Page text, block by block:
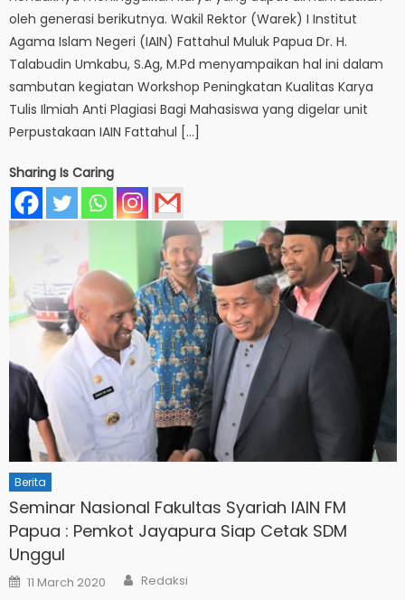
oleh generasi berikutnya. Wakil Rektor (Warek) I Institut
Agama Islam Negeri (IAIN) Fattahul Muluk Papua Dr. H.
Talabudin Umkabu, S.Ag, M.Pd menyampaikan hal ini dalam
sambutan kegiatan Workshop Peningkatan Kualitas Karya
Tulis Ilmiah Anti Plagiasi Bagi Mahasiswa yang digelar unit
Perpustakaan IAIN Fattahul […]
Sharing Is Caring
Berita
Seminar Nasional Fakultas Syariah IAIN FM
Papua : Pemkot Jayapura Siap Cetak SDM
Unggul
Posted
on
11 March 2020 Author
Redaksi